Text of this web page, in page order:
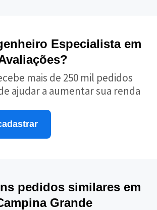
Especialista em
mais de 250 mil pedidos
ajudar a aumentar sua renda
pedidos similares em
Grande